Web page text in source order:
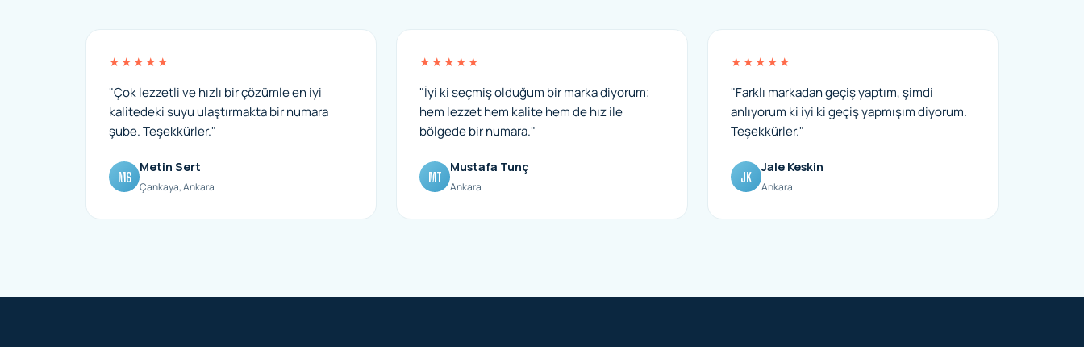
★★★★★
"Çok lezzetli ve hızlı bir çözümle en iyi
kalitedeki suyu ulaştırmakta bir numara
şube. Teşekkürler."
MS
Metin Sert
Çankaya, Ankara
★★★★★
"İyi ki seçmiş olduğum bir marka diyorum;
hem lezzet hem kalite hem de hız ile
bölgede bir numara."
MT
Mustafa Tunç
Ankara
★★★★★
"Farklı markadan geçiş yaptım, şimdi
anlıyorum ki iyi ki geçiş yapmışım diyorum.
Teşekkürler."
JK
Jale Keskin
Ankara